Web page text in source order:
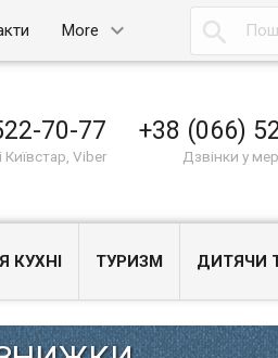
More 
70-77
Viber
+38 (066)
Дзвінки у
КУХНІ ТУРИЗМ ДИТЯЧИ